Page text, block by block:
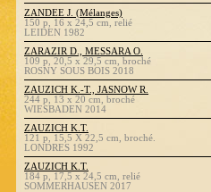
ZANDEE J. (Mélanges)
150 p, 16 x 24,5 cm, relié
LEIDEN 1982
ZARAZIR D., MESSARA O.
109 p, 20,5 x 29,5 cm, broché
ROSNY SOUS BOIS 2018
ZAUZICH K.-T., JASNOW R.
244 p, 13 x 20 cm, broché
WIESBADEN 2014
ZAUZICH K.T.
121 p, 15,5 X 22,5 cm, broché.
LONDRES 1992
ZAUZICH K.T.
184 p, 17,5 x 24,5 cm, relié
SOMMERHAUSEN 2017